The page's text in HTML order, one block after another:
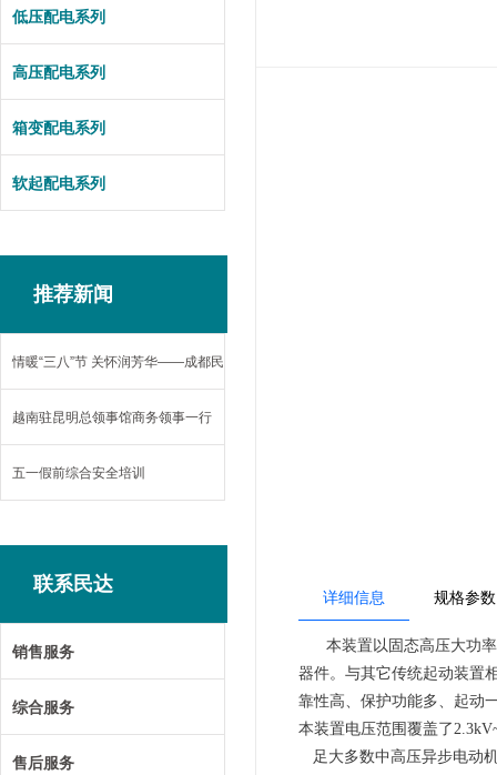
低压配电系列
高压配电系列
箱变配电系列
软起配电系列
推荐新闻
情暖“三八”节 关怀润芳华——成都民
达电力设备有限公司开展妇女节慰问
活动
越南驻昆明总领事馆商务领事一行
莅临民达参观考察
五一假前综合安全培训
联系民达
销售服务
综合服务
售后服务
详细信息 规格参数
本装置以固态高压大功
器件。与其它传统起动装置
靠性高、保护功能多、起动
本装置电压范围覆盖了
足大多数中高压异步电动